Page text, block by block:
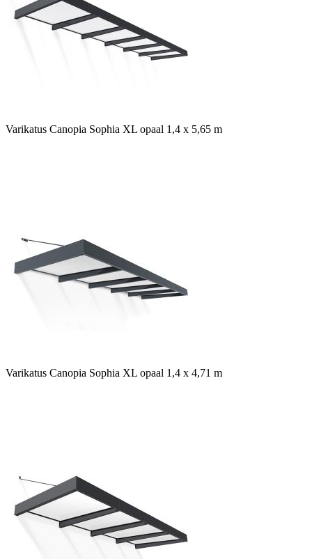
Varikatus Canopia Sophia XL opaal 1,4 x 5,65 m
Varikatus Canopia Sophia XL opaal 1,4 x 4,71 m